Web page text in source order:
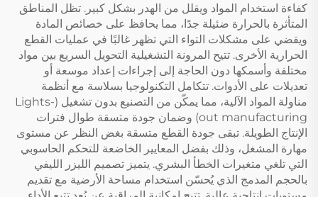
كفاءة استخدام المواد ويقلل من الهدر بشكل كبير. تظل المناطق
المتأثرة بالحرارة ضئيلة جدًا، مما يحافظ على خصائص المادة
ويقضي على مشكلات التواء التي تظهر غالبًا في عمليات القطع
الحرارية الأخرى. تتيح المرونة التشغيلية التحويل السريع بين مواد
مختلفة وأسمكها دون الحاجة إلى إجراءات إعداد موسعة أو
تعديلات على الأدوات. تتكامل التكنولوجيا بسلاسة مع أنظمة
مناولة المواد الآلية، مما يمكّن من التصنيع بدون تشغيل (Lights-
out manufacturing) وضمان جودة متسقة طوال فترات
الإنتاج الطويلة. تبقى جودة القطع متسقة بغض النظر عن مستوى
مهارة المشغل، وذلك بفضل المعايير الخاضعة للتحكم الحاسوبي
التي تلغي متغيرات الخطأ البشري. يتميز تصميم الليزر الليفي
بالحجم المدمج الذي يُحسّن استخدام مساحة الأرضية مع تقديم